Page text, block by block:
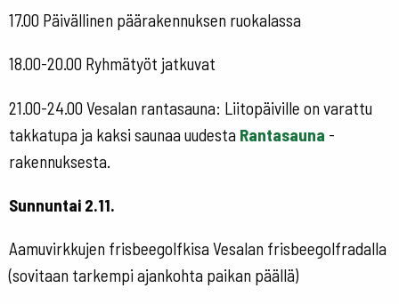
17.00 Päivällinen päärakennuksen ruokalassa
18.00-20.00 Ryhmätyöt jatkuvat
21.00-24.00 Vesalan rantasauna: Liitopäiville on varattu
takkatupa ja kaksi saunaa uudesta Rantasauna -
rakennuksesta.
Sunnuntai 2.11.
Aamuvirkkujen frisbeegolfkisa Vesalan frisbeegolfradalla
(sovitaan tarkempi ajankohta paikan päällä)